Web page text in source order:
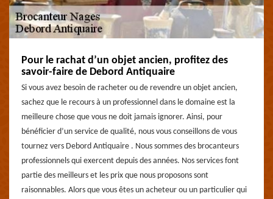
Pour le rachat d’un objet ancien, profitez des
savoir-faire de Debord Antiquaire
Si vous avez besoin de racheter ou de revendre un objet ancien,
sachez que le recours à un professionnel dans le domaine est la
meilleure chose que vous ne doit jamais ignorer. Ainsi, pour
bénéficier d’un service de qualité, nous vous conseillons de vous
tournez vers Debord Antiquaire . Nous sommes des brocanteurs
professionnels qui exercent depuis des années. Nos services font
partie des meilleurs et les prix que nous proposons sont
raisonnables. Alors que vous êtes un acheteur ou un particulier qui